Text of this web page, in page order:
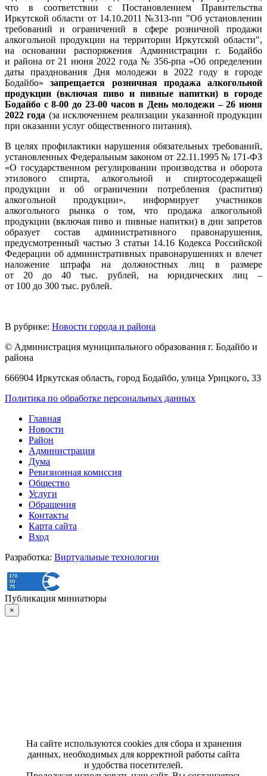
что в соответствии с Постановлением Правительства
Иркутской области от 14.10.2011 №313-пп "Об установлении
требований и ограничений в сфере розничной продажи
алкогольной продукции на территории Иркутской области",
на основании распоряжения Администрации г. Бодайбо
и района от 21 июня 2022 года № 356-рпа «Об определении
даты празднования Дня молодежи в 2022 году в городе
Бодайбо»запрещается розничная продажа алкогольной
продукции (включая пиво и пивные напитки) в городе
Бодайбо с 8-00 до 23-00 часов в День молодежи – 26 июня
2022 года (за исключением реализации указанной продукции
при оказании услуг общественного питания).
В целях профилактики нарушения обязательных требований,
установленных Федеральным законом от 22.11.1995 № 171-ФЗ
«О государственном регулировании производства и оборота
этилового спирта, алкогольной и спиртосодержащей
продукции и об ограничении потребления (распития)
алкогольной продукции», информирует участников
алкогольного рынка о том, что продажа алкогольной
продукции (включая пиво и пивные напитки) в дни запретов
образует состав административного правонарушения,
предусмотренный частью 3 статьи 14.16 Кодекса Российской
Федерации об административных правонарушениях и влечет
наложение штрафа на должностных лиц в размере
от 20 до 40 тыс. рублей, на юридических лиц –
от 100 до 300 тыс. рублей.
В рубрике: Новости города и района
© Администрация муниципального образования г. Бодайбо и
района
666904 Иркутская область, город Бодайбо, улица Урицкого, 33
Политика по обработке персональных данных
Главная
Новости
Район
Администрация
Дума
Ревизионная комиссия
Общество
Услуги
Обращения
Контакты
Карта сайта
Вход
Разработка: Виртуальные технологии
Публикация миниатюры
×
На сайте используются cookies для сбора и хранения
данных, необходимых для корректной работы сайта
и удобства посетителей.